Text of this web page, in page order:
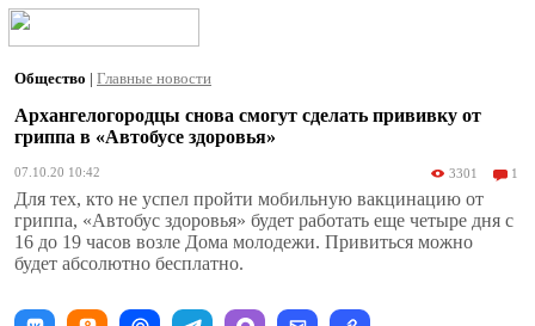
Общество | Главные новости
Архангелогородцы снова смогут сделать прививку от
гриппа в «Автобусе здоровья»
07.10.20 10:42 3301 1
Для тех, кто не успел пройти мобильную вакцинацию от
гриппа, «Автобус здоровья» будет работать еще четыре дня с
16 до 19 часов возле Дома молодежи. Привиться можно
будет абсолютно бесплатно.